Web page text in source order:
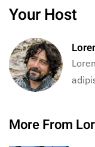
Your Host
More From